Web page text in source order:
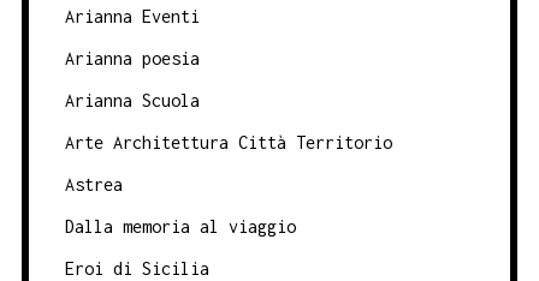
Arianna Eventi
Arianna poesia
Arianna Scuola
Arte Architettura Città Territorio
Astrea
Dalla memoria al viaggio
Eroi di Sicilia